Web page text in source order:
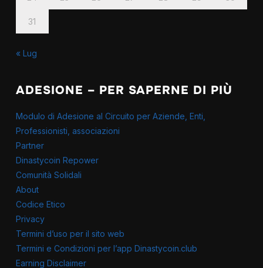
31
« Lug
ADESIONE – PER SAPERNE DI PIÙ
Modulo di Adesione al Circuito per Aziende, Enti,
Professionisti, associazioni
Partner
Dinastycoin Repower
Comunità Solidali
About
Codice Etico
Privacy
Termini d’uso per il sito web
Termini e Condizioni per l’app Dinastycoin.club
Earning Disclaimer